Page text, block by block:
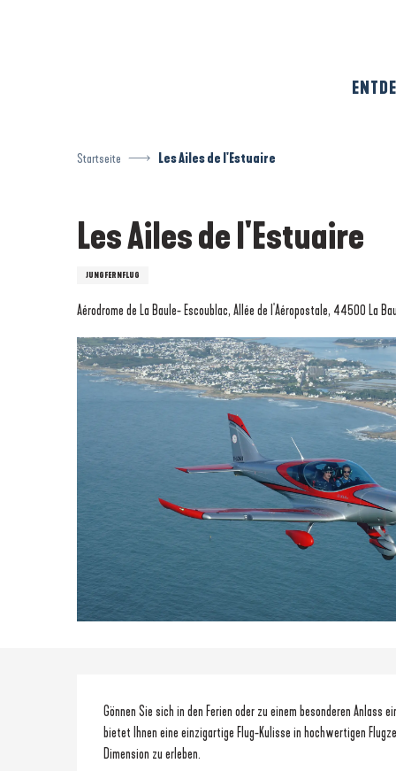
Startseite Les Ailes de l'Estuaire
Les Ailes de l'Estuaire
JUNGFERNFLUG
Aérodrome de La Baule- Escoublac, Allée de l'Aéropostale, 44500 La
Beschreibung
Gönnen Sie sich in den Ferien oder zu einem besonderen
bietet Ihnen eine einzigartige Flug-Kulisse in hochwertigen
Dimension zu erleben.